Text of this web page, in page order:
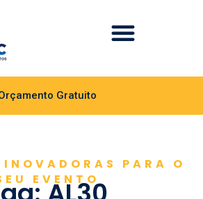
Gratuito
INOVADORAS PARA O
EVENTO